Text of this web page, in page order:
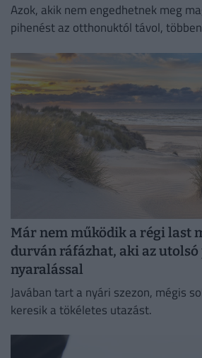
Azok, akik nem engedhetnek meg
pihenést az otthonuktól távol,
Már nem működik a régi last
durván ráfázhat, aki az
nyaralással
Javában tart a nyári szezon, mégis
keresik a tökéletes utazást.